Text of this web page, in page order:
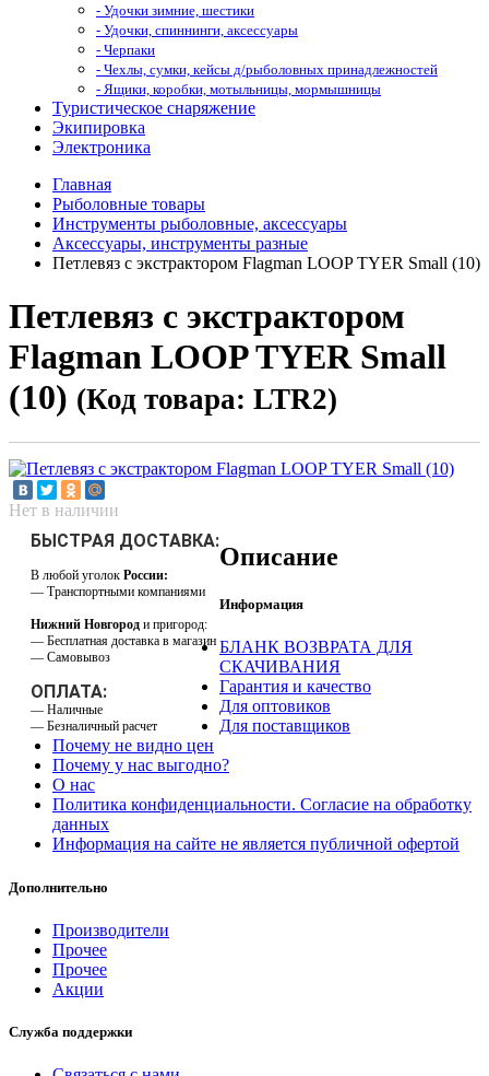
- Удочки зимние, шестики
- Удочки, спиннинги, аксессуары
- Черпаки
- Чехлы, сумки, кейсы д/рыболовных принадлежностей
- Ящики, коробки, мотыльницы, мормышницы
Туристическое снаряжение
Экипировка
Электроника
Главная
Рыболовные товары
Инструменты рыболовные, аксессуары
Аксессуары, инструменты разные
Петлевяз с экстрактором Flagman LOOP TYER Small (10)
Петлевяз с экстрактором
Flagman LOOP TYER Small
(10) (Код товара: LTR2)
Нет в наличии
БЫСТРАЯ ДОСТАВКА:
В любой уголок России:
— Транспортными компаниями
Нижний Новгород и пригород:
— Бесплатная доставка в магазин
— Самовывоз
ОПЛАТА:
— Наличные
— Безналичный расчет
Описание
Информация
БЛАНК ВОЗВРАТА ДЛЯ
СКАЧИВАНИЯ
Гарантия и качество
Для оптовиков
Для поставщиков
Почему не видно цен
Почему у нас выгодно?
О нас
Политика конфиденциальности. Согласие на обработку
данных
Информация на сайте не является публичной офертой
Дополнительно
Производители
Прочее
Прочее
Акции
Служба поддержки